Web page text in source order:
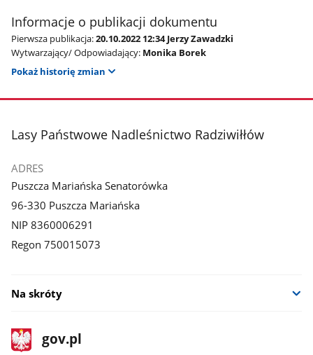
Informacje o publikacji dokumentu
Pierwsza publikacja:20.10.2022 12:34 Jerzy Zawadzki
Wytwarzający/ Odpowiadający: Monika Borek
Pokaż historię zmian
stopka
Lasy Państwowe Nadleśnictwo Radziwiłłów
ADRES
Puszcza Mariańska Senatorówka
96-330 Puszcza Mariańska
NIP 8360006291
Regon 750015073
Na skróty
stopka
gov.pl
Strona
gov.pl